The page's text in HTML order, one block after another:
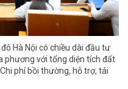
Hà Nội có chiều dài đầu tư
phương với tổng diện tích đất
phí bồi thường, hỗ trợ, tái